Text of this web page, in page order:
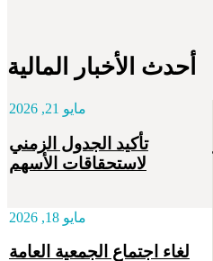
أحدث الأخبار المالية
مايو 21, 2026
تأكيد الجدول الزمني
لاستحقاقات الأسهم
مايو 18, 2026
لغاء اجتماع الجمعية العامة